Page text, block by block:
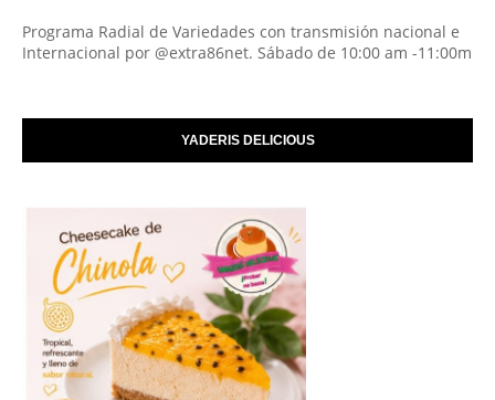
Programa Radial de Variedades con transmisión nacional e
Internacional por @extra86net. Sábado de 10:00 am -11:00m
YADERIS DELICIOUS